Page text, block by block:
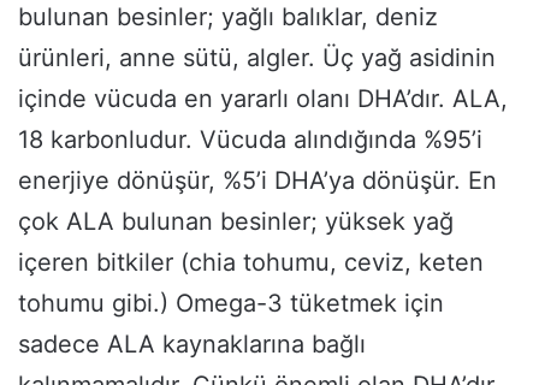
bulunan besinler; yağlı balıklar, deniz
ürünleri, anne sütü, algler. Üç yağ asidinin
içinde vücuda en yararlı olanı DHA’dır. ALA,
18 karbonludur. Vücuda alındığında %95’i
enerjiye dönüşür, %5’i DHA’ya dönüşür. En
çok ALA bulunan besinler; yüksek yağ
içeren bitkiler (chia tohumu, ceviz, keten
tohumu gibi.) Omega-3 tüketmek için
sadece ALA kaynaklarına bağlı